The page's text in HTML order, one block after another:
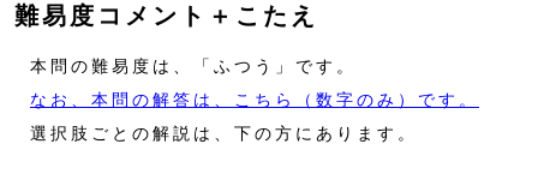
難易度コメント＋こたえ
本問の難易度は、「ふつう」です。
なお、本問の解答は、こちら（数字のみ）です。
選択肢ごとの解説は、下の方にあります。